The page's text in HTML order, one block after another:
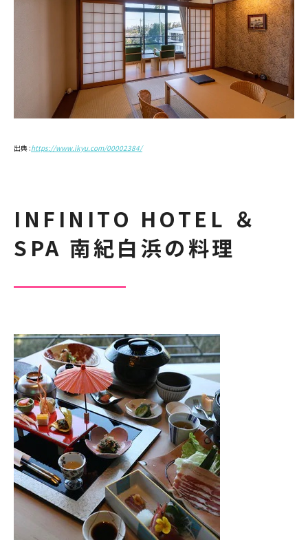
出典 :https://www.ikyu.com/00002384/
INFINITO HOTEL ＆
SPA 南紀白浜の料理